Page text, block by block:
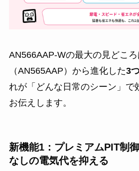
AN566AAP-Wの最大の見どこ
（AN565AAP）から進化した3
れが「どんな日常のシーン」で
お伝えします。
新機能1：プレミアムPIT制
なしの電気代を抑える